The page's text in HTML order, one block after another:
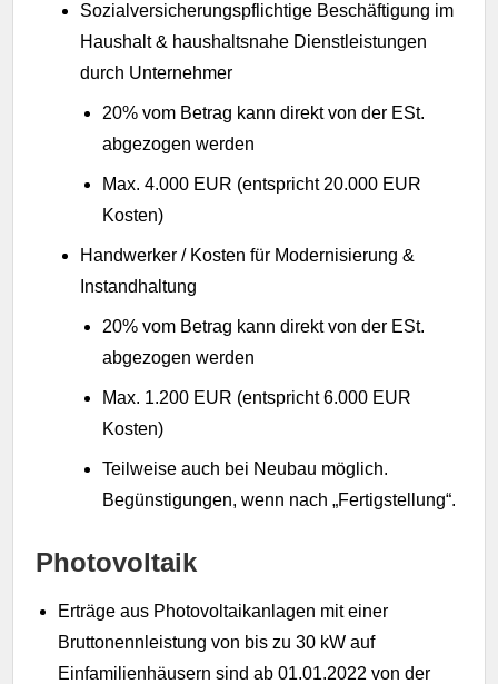
Sozialversicherungspflichtige Beschäftigung im
Haushalt & haushaltsnahe Dienstleistungen
durch Unternehmer
20% vom Betrag kann direkt von der ESt.
abgezogen werden
Max. 4.000 EUR (entspricht 20.000 EUR
Kosten)
Handwerker / Kosten für Modernisierung &
Instandhaltung
20% vom Betrag kann direkt von der ESt.
abgezogen werden
Max. 1.200 EUR (entspricht 6.000 EUR
Kosten)
Teilweise auch bei Neubau möglich.
Begünstigungen, wenn nach „Fertigstellung“.
Photovoltaik
Erträge aus Photovoltaikanlagen mit einer
Bruttonennleistung von bis zu 30 kW auf
Einfamilienhäusern sind ab 01.01.2022 von der